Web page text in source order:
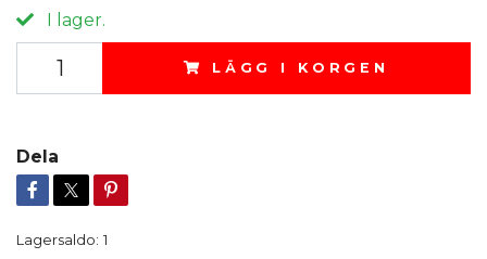
I lager.
LÄGG I KORGEN
Dela
Lagersaldo: 1